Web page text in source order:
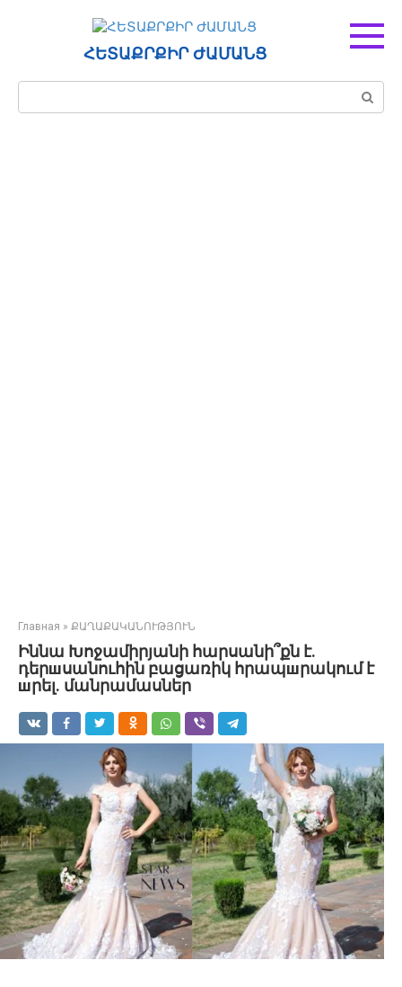
ՀԵՏԱՔՐՔԻՐ ԺԱՄԱՆՑ
Поиск:
Главная » ՔԱՂԱՔԱԿԱՆՈՒԹՅՈՒՆ
Իննա Խոջամիրյանի հարսանի՞քն է.
դերшսանուհին բացառիկ հրապшրակում է
шրել. մանրամասներ